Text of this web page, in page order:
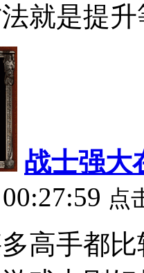
就是提升
战士强大
点
高手都